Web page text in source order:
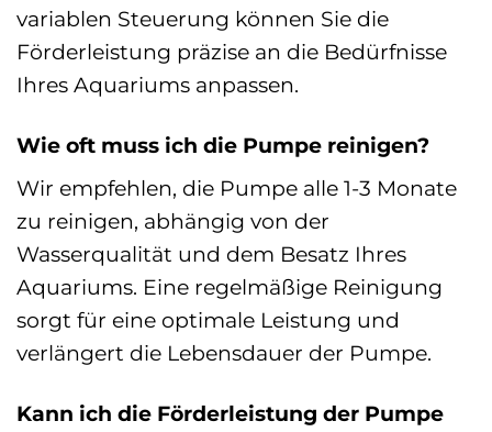
variablen Steuerung können Sie die
Förderleistung präzise an die Bedürfnisse
Ihres Aquariums anpassen.
Wie oft muss ich die Pumpe reinigen?
Wir empfehlen, die Pumpe alle 1-3 Monate
zu reinigen, abhängig von der
Wasserqualität und dem Besatz Ihres
Aquariums. Eine regelmäßige Reinigung
sorgt für eine optimale Leistung und
verlängert die Lebensdauer der Pumpe.
Kann ich die Förderleistung der Pumpe